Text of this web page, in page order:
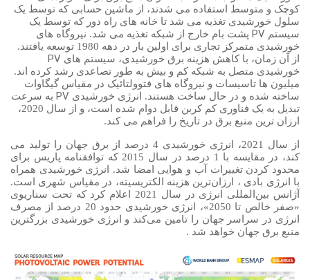
کوچک و متوسط
استفاده می شدند، از ماشین حسابی که توسط یک
سلول خورشیدی تغذیه می شد تا خانه های راه دور که توسط یک
سیستم PV پشت بام خارج از شبکه تغذیه می شد. نیروگاه های
خورشیدی متمرکز تجاری برای اولین بار در دهه 1980 توسعه یافتند.
از آن زمان، با کاهش هزینه برق خورشیدی، سیستم های PV
خورشیدی متصل به شبکه کم و بیش به طور تصاعدی رشد کرده اند.
میلیون ها تاسیسات و نیروگاه های فتوولتائیک در مقیاس گیگاوات
ساخته شده و در حال ساخت هستند. انرژی خورشیدی PV به سرعت
تبدیل به یک فناوری کم کربن قابل دوام شده است، و از سال 2020،
ارزان ترین منبع برق در تاریخ را فراهم می کند.
از سال 2021، انرژی خورشیدی 4 درصد از برق جهان را تولید می
کند، در مقایسه با 1 درصد در سال 2015 که توافقنامه پاریس برای
محدود کردن تغییرات آب و هوایی امضا شد. انرژی خورشیدی همراه
با انرژی بادی ، ارزان‌ترین هزینه الکتریسیته، در مقیاس شهری است.
آژانس بین‌المللی انرژی در سال 2021 اعلام کرد که تحت سناریوی
«صفر خالص تا 2050»، انرژی خورشیدی حدود 20 درصد از مصرف
انرژی در سراسر جهان را تامین می‌کند و انرژی خورشیدی بزرگترین
منبع برق جهان خواهد شد .